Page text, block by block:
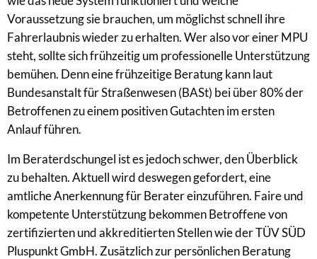
Voraussetzung sie brauchen, um möglichst schnell ihre
Fahrerlaubnis wieder zu erhalten. Wer also vor einer MPU
steht, sollte sich frühzeitig um professionelle Unterstützung
bemühen. Denn eine frühzeitige Beratung kann laut
Bundesanstalt für Straßenwesen (BASt) bei über 80% der
Betroffenen zu einem positiven Gutachten im ersten
Anlauf führen.
Im Beraterdschungel ist es jedoch schwer, den Überblick
zu behalten. Aktuell wird deswegen gefordert, eine
amtliche Anerkennung für Berater einzuführen. Faire und
kompetente Unterstützung bekommen Betroffene von
zertifizierten und akkreditierten Stellen wie der TÜV SÜD
Pluspunkt GmbH. Zusätzlich zur persönlichen Beratung